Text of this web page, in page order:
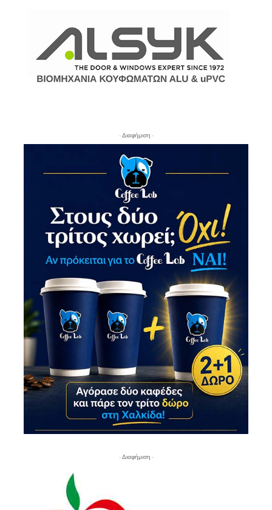
- Διαφήμιση -
- Διαφήμιση -